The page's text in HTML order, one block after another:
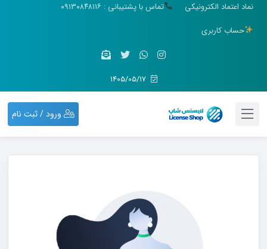
نماد اعتماد الکترونیکی
تماس با پشتیبانی : ۰۹۱۳۰۸۴۸۱۱۶
حساب کاربری
1405/05/17
ورود / ثبت نام